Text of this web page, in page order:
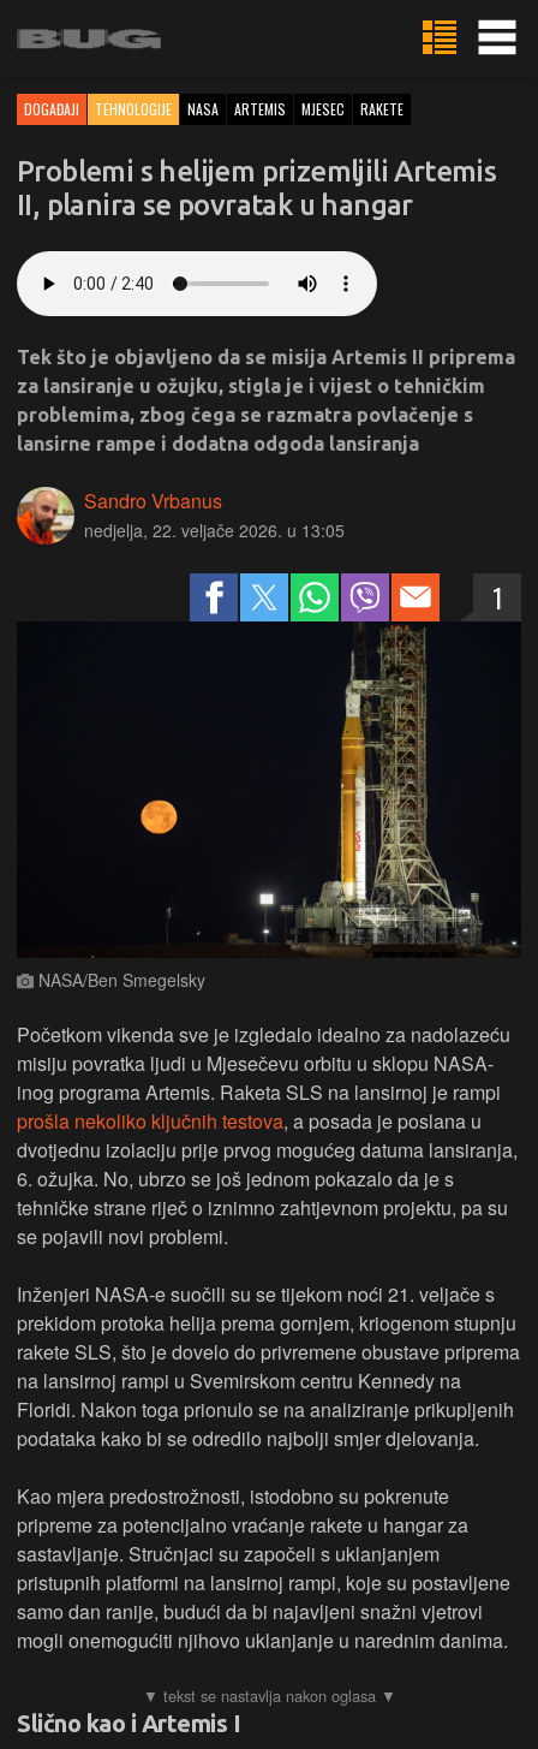
DOGAĐAJI TEHNOLOGIJE NASA ARTEMIS MJESEC RAKETE
Problemi s helijem prizemljili Artemis
II, planira se povratak u hangar
Tek što je objavljeno da se misija Artemis II priprema
za lansiranje u ožujku, stigla je i vijest o tehničkim
problemima, zbog čega se razmatra povlačenje s
lansirne rampe i dodatna odgoda lansiranja
Sandro Vrbanus
nedjelja, 22. veljače 2026. u 13:05
1
NASA/Ben Smegelsky
Početkom vikenda sve je izgledalo idealno za nadolazeću
misiju povratka ljudi u Mjesečevu orbitu u sklopu NASA-
inog programa Artemis. Raketa SLS na lansirnoj je rampi
prošla nekoliko ključnih testova, a posada je poslana u
dvotjednu izolaciju prije prvog mogućeg datuma lansiranja,
6. ožujka. No, ubrzo se još jednom pokazalo da je s
tehničke strane riječ o iznimno zahtjevnom projektu, pa su
se pojavili novi problemi.
Inženjeri NASA-e suočili su se tijekom noći 21. veljače s
prekidom protoka helija prema gornjem, kriogenom stupnju
rakete SLS, što je dovelo do privremene obustave priprema
na lansirnoj rampi u Svemirskom centru Kennedy na
Floridi. Nakon toga prionulo se na analiziranje prikupljenih
podataka kako bi se odredilo najbolji smjer djelovanja.
Kao mjera predostrožnosti, istodobno su pokrenute
pripreme za potencijalno vraćanje rakete u hangar za
sastavljanje. Stručnjaci su započeli s uklanjanjem
pristupnih platformi na lansirnoj rampi, koje su postavljene
samo dan ranije, budući da bi najavljeni snažni vjetrovi
mogli onemogućiti njihovo uklanjanje u narednim danima.
Slično kao i Artemis I